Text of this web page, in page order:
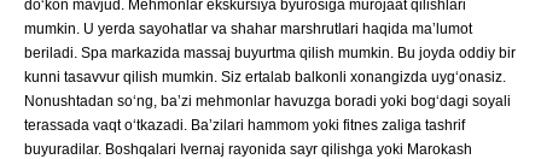
do‘kon mavjud. Mehmonlar ekskursiya byurosiga murojaat qilishlari
mumkin. U yerda sayohatlar va shahar marshrutlari haqida maʼlumot
beriladi. Spa markazida massaj buyurtma qilish mumkin. Bu joyda oddiy bir
kunni tasavvur qilish mumkin. Siz ertalab balkonli xonangizda uyg‘onasiz.
Nonushtadan so‘ng, baʼzi mehmonlar havuzga boradi yoki bog‘dagi soyali
terassada vaqt o‘tkazadi. Baʼzilari hammom yoki fitnes zaliga tashrif
buyuradilar. Boshqalari Ivernaj rayonida sayr qilishga yoki Marokash